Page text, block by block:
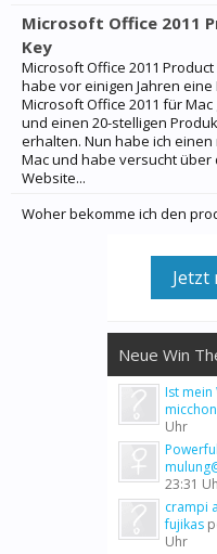
Microsoft Office 2011
Key
Microsoft Office 2011 Product
habe vor einigen Jahren
Microsoft Office 2011 für
und einen 20-stelligen
erhalten. Nun habe ich einen
Mac und habe versucht über
Website...
Woher bekomme ich den
Jetzt
Neue Win
Ist mein
micchon
Uhr
23:31
crampi
fujikas
Uhr